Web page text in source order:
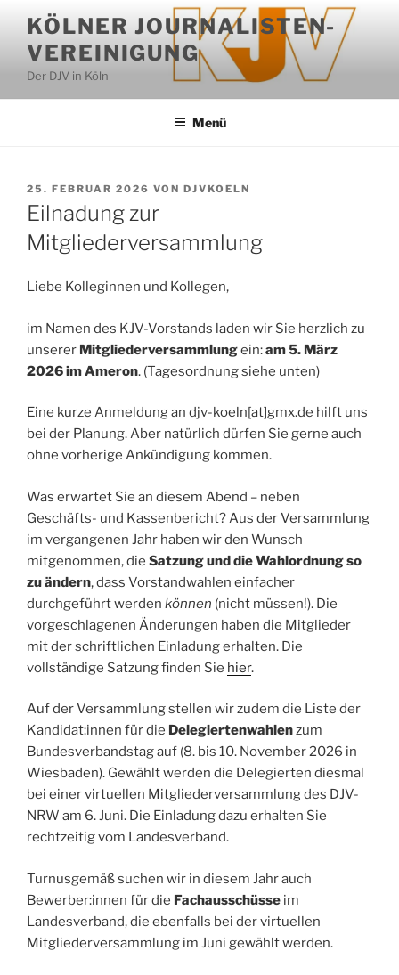
Inhalt
springen
KÖLNER JOURNALISTEN-
VEREINIGUNG
Der DJV in Köln
Menü
VERÖFFENTLICHT
AM
25. FEBRUAR 2026 VON DJVKOELN
Eilnadung zur
Mitgliederversammlung
Liebe Kolleginnen und Kollegen,
im Namen des KJV-Vorstands laden wir Sie herzlich zu
unserer Mitgliederver­sammlungein:am5. März
2026 im Ameron. (Tagesordnung siehe unten)
Eine kurze Anmeldung an djv-koeln[at]gmx.de hilft uns
bei der Planung. Aber natürlich dürfen Sie gerne auch
ohne vorherige Ankündigung kommen.
Was erwartet Sie an diesem Abend – neben
Geschäfts- und Kassenbericht? Aus der Versammlung
im vergangenen Jahr haben wir den Wunsch
mitgenommen, die Satzung und die Wahlordnung so
zu ändern, dass Vorstandwahlen einfacher
durchgeführt werden können (nicht müssen!). Die
vorgeschlagenen Änderungen haben die Mitglieder
mit der schriftlichen Einladung erhalten. Die
vollständige Satzung finden Sie hier.
Auf der Versammlung stellen wir zudem die Liste der
Kandidat:innen für die Delegiertenwahlenzum
Bundesverbandstag auf (8. bis 10. November 2026 in
Wiesbaden). Gewählt werden die Delegierten diesmal
bei einer virtuellen Mitgliederversammlung des DJV-
NRW am 6. Juni. Die Einladung dazu erhalten Sie
rechtzeitig vom Landesverband.
Turnusgemäß suchen wir in diesem Jahr auch
Bewerber:innen für die Fachausschüsse im
Landesverband, die ebenfalls bei der virtuellen
Mitgliederversammlung im Juni gewählt werden.